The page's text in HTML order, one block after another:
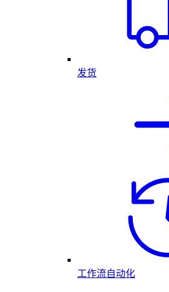
发货
工作流自动化